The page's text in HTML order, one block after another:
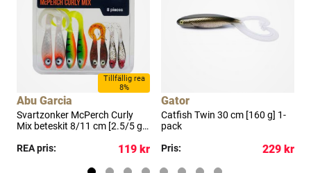
Tillfällig rea
8%
Abu Garcia
Svartzonker McPerch Curly
Mix beteskit 8/11 cm [2.5/5 g]
REA pris:
119 kr
Gator
Catfish Twin 30 cm [160 g] 1-
pack
Pris:
229 kr